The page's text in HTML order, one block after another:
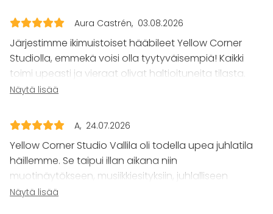
Musiikki kovalla OK
Kalusto
Keittiö asiakkaan käytössä
Esiintymislava
Tapahtumatyypit
Juhlat
Häät
Saunailta
Illallinen / lounas
Kokous
Aura Castrén 03.08.2026
Järjestimme ikimuistoiset hääbileet Yellow Corner
Studiolla, emmekä voisi olla tyytyväisempiä! Kaikki
toimi upeasti ja vieraat olivat haltioituneita tilasta.
Valmiiksi kauniiseen tilaan oli helppo tulla, eikä omia
ehdottomasti hyvät tilat laittautumiseen, viihtyisä
bäkkäri esiintyjille ja valtava tunnelmallinen terassi
elokuun pimenevässä illassa. Lämmin suositus!
Näytä lisää
A 24.07.2026
Yellow Corner Studio Vallila oli todella upea juhlatila
häillemme. Se taipui illan aikana niin
muotinäytökseen, musiikkiesityksiin, juhlalliseen
illalliseen 150 hlö:lle, keikkapaikaksi, berliinimäiseksi ug-
Näytä lisää